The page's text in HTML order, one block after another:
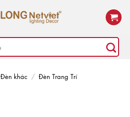
Đèn khác / Đèn Trang Trí